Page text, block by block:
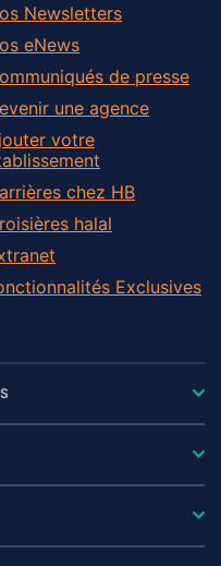
Newsletters
eNews
de presse
une agence
votre
chez HB
halal
Exclusives